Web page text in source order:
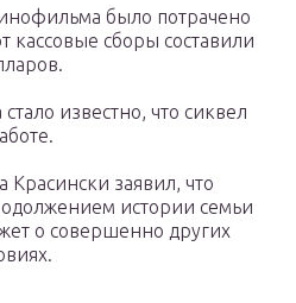
было потрачено
кассовые сборы составили
известно, что сиквел
Красински заявил, что
истории семьи
о совершенно других